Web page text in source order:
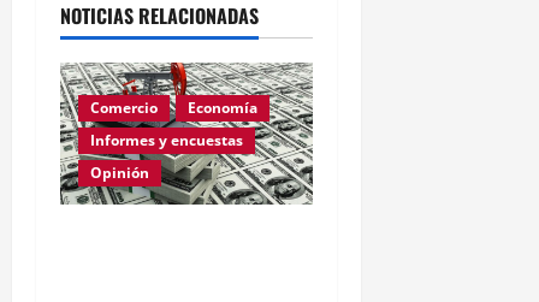
NOTICIAS RELACIONADAS
Comercio
Economía
Informes y encuestas
Opinión